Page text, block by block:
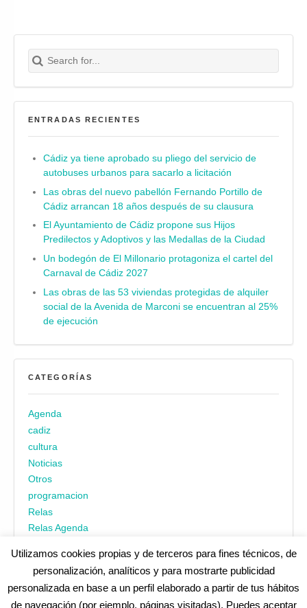
Search for:
Buscar
ENTRADAS RECIENTES
Cádiz ya tiene aprobado su pliego del servicio de
autobuses urbanos para sacarlo a licitación
Las obras del nuevo pabellón Fernando Portillo de
Cádiz arrancan 18 años después de su clausura
El Ayuntamiento de Cádiz propone sus Hijos
Predilectos y Adoptivos y las Medallas de la Ciudad
Un bodegón de El Millonario protagoniza el cartel del
Carnaval de Cádiz 2027
Las obras de las 53 viviendas protegidas de alquiler
social de la Avenida de Marconi se encuentran al 25%
de ejecución
CATEGORÍAS
Agenda
cadiz
cultura
Noticias
Otros
programacion
Relas
Relas Agenda
Utilizamos cookies propias y de terceros para fines técnicos, de
personalización, analíticos y para mostrarte publicidad
personalizada en base a un perfil elaborado a partir de tus hábitos
de navegación (por ejemplo, páginas visitadas). Puedes aceptar